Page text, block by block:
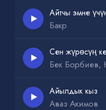
Айтчы эмне
Бакр
Сен жүрөсүң
Бек Борбиев,
Айылдык кыз
Аваз Акимов